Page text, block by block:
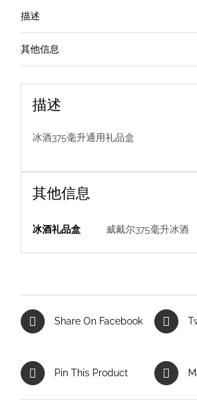
描述
其他信息
描述
冰酒375毫升通用礼品盒
其他信息
冰酒礼品盒 威戴尔375毫升冰酒
Share On Facebook
Pin This Product